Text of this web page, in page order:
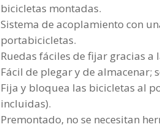
bicicletas montadas.
Sistema de acoplamiento con
portabicicletas.
Ruedas fáciles de fijar gracias
Fácil de plegar y de almacenar;
Fija y bloquea las bicicletas al
incluidas).
Premontado, no se necesitan